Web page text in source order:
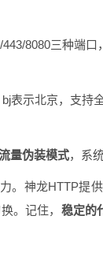
8080三种端口
表示北京，支持
量伪装模式，系
。神龙HTTP提
。记住， 稳定的